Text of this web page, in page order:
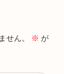
せん。 ※ が